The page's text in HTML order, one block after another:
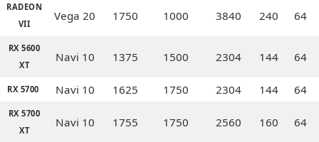
RADEON
VII
Vega 20 1750 1000 3840 240 64
RX 5600
XT
Navi 10 1375 1500 2304 144 64
RX 5700 Navi 10 1625 1750 2304 144 64
RX 5700
XT
Navi 10 1755 1750 2560 160 64